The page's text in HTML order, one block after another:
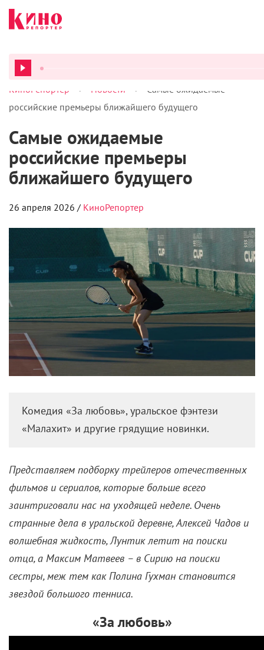
ВСЕ
КиноРепортер > Новости >
Самые ожидаемые
российские премьеры ближайшего будущего
Самые ожидаемые
российские премьеры
ближайшего будущего
26 апреля 2026 / КиноРепортер
Комедия «За любовь», уральское фэнтези
«Малахит» и другие грядущие новинки.
Представляем подборку трейлеров отечественных
фильмов и сериалов, которые больше всего
заинтриговали нас на уходящей неделе. Очень
странные дела в уральской деревне, Алексей Чадов и
волшебная жидкость, Лунтик летит на поиски
отца, а Максим Матвеев – в Сирию на поиски
сестры, меж тем как Полина Гухман становится
звездой большого тенниса.
«За любовь»